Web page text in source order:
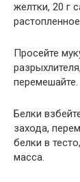
желтки, 20 г
Просейте
перемешайте.
Белки
захода,
белки в
масса.